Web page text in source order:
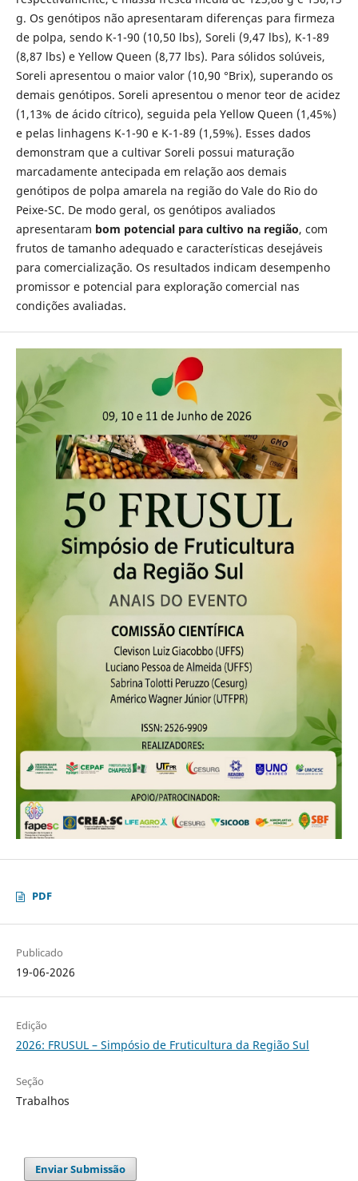
g. Os genótipos não apresentaram diferenças para firmeza
de polpa, sendo K-1-90 (10,50 lbs), Soreli (9,47 lbs), K-1-89
(8,87 lbs) e Yellow Queen (8,77 lbs). Para sólidos solúveis,
Soreli apresentou o maior valor (10,90 °Brix), superando os
demais genótipos. Soreli apresentou o menor teor de acidez
(1,13% de ácido cítrico), seguida pela Yellow Queen (1,45%)
e pelas linhagens K-1-90 e K-1-89 (1,59%). Esses dados
demonstram que a cultivar Soreli possui maturação
marcadamente antecipada em relação aos demais
genótipos de polpa amarela na região do Vale do Rio do
Peixe-SC. De modo geral, os genótipos avaliados
apresentaram bom potencial para cultivo na região, com
frutos de tamanho adequado e características desejáveis
para comercialização. Os resultados indicam desempenho
promissor e potencial para exploração comercial nas
condições avaliadas.
PDF
Publicado
19-06-2026
Edição
2026: FRUSUL – Simpósio de Fruticultura da Região Sul
Seção
Trabalhos
Enviar Submissão